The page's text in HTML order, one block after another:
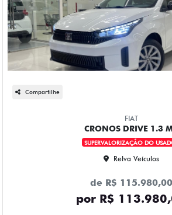
Compartilhe
FIAT
CRONOS DRIVE 1.3
SUPERVALORIZAÇÃO DO
Relva Veículos
de R$ 115.980,00
por R$